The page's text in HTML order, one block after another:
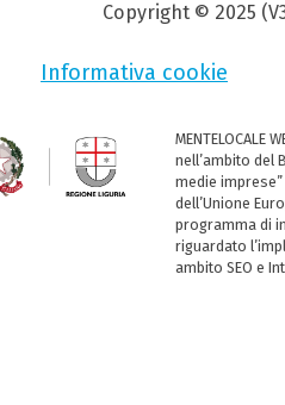
Copyright © 2025
Informativa cookie
nell’ambito del
medie
dell’Unione
programma di
riguardato
ambito SEO e